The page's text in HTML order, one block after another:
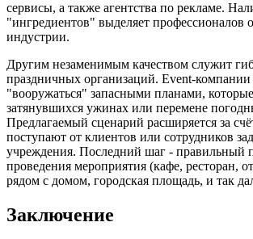
сервисы, а также агентства по рекламе.
"ингредиентов" выделяет профессионалов
индустрии.
Другим незаменимым качеством служит
праздничных организаций. Event-
"вооружаться" запасными планами,
затянувшихся ужинах или перемене
Предлагаемый сценарий расширяется за
поступают от клиентов или сотрудников
учреждения. Последний шаг - правильный
проведения мероприятия (кафе, ресторан,
рядом с домом, городская площадь, и так
Заключение